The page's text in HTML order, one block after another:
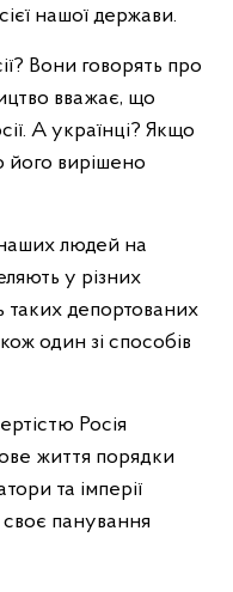
нашої держави.
Вони говорять про
вважає, що
А українці? Якщо
його вирішено
людей на
у різних
таких депортованих
один зі способів
Росія
життя порядки
та імперії
своє панування